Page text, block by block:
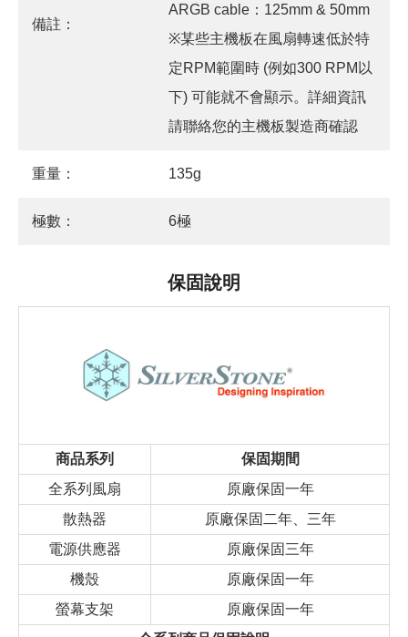
備註：
ARGB cable：125mm & 50mm
※某些主機板在風扇轉速低於特
定RPM範圍時 (例如300 RPM以
下) 可能就不會顯示。詳細資訊
請聯絡您的主機板製造商確認
重量： 135g
極數： 6極
保固說明
商品系列
保固期間
全系列風扇
原廠保固一年
散熱器
原廠保固二年、三年
電源供應器
原廠保固三年
機殼
原廠保固一年
螢幕支架
原廠保固一年